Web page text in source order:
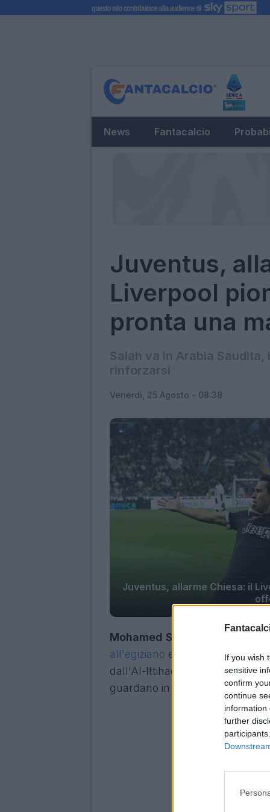
If you wish
sensitive
confirm
continue
information
further
News Fantacalcio
Juventus,
Liverpool
pronta una
Salah va in Arabia
rinforzarsi
Venerdì, 25 Agosto - 08:38
Juventus, allarme Chiesa: il
Mohamed Salah sta per
all'egiziano e un'offerta di
dall'Al-Ittihad stanno per
guardano in Serie A per